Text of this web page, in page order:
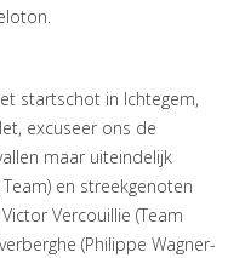
startschot in Ichtegem,
excuseer ons de
maar uiteindelijk
en streekgenoten
Vercouillie (Team
(Philippe Wagner-